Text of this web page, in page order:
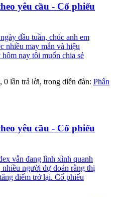
yêu cầu - Cổ phiếu
đầu tuần, chúc anh em
nhiều may mắn và hiệu
nay tôi muốn chia sẻ
, 0 lần trả lời, trong diễn đàn: Phân
yêu cầu - Cổ phiếu
vẫn đang lình xình quanh
người dự đoán rằng thị
điểm trở lại. Cổ phiếu